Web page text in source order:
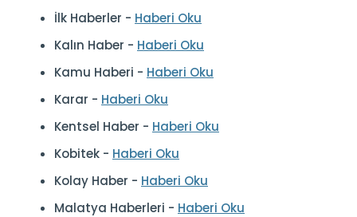
İlk Haberler - Haberi Oku
Kalın Haber - Haberi Oku
Kamu Haberi - Haberi Oku
Karar - Haberi Oku
Kentsel Haber - Haberi Oku
Kobitek - Haberi Oku
Kolay Haber - Haberi Oku
Malatya Haberleri - Haberi Oku